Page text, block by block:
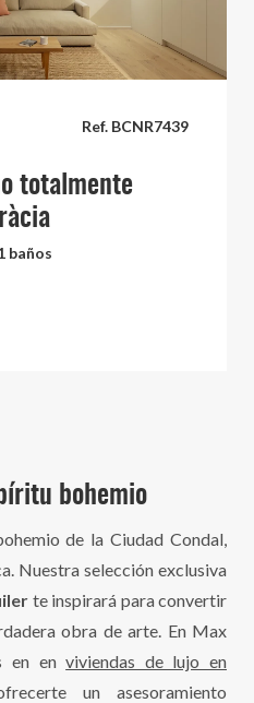
Ref. BCNR7439
totalmente
baños
bohemio
de la Ciudad Condal,
Nuestra selección exclusiva
te inspirará para convertir
obra de arte. En Max
en enviviendas de lujo en
un asesoramiento